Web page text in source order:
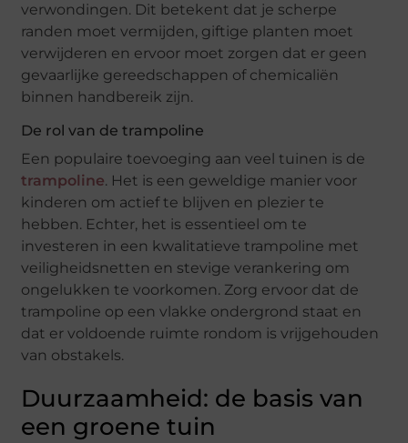
verwondingen. Dit betekent dat je scherpe
randen moet vermijden, giftige planten moet
verwijderen en ervoor moet zorgen dat er geen
gevaarlijke gereedschappen of chemicaliën
binnen handbereik zijn.
De rol van de trampoline
Een populaire toevoeging aan veel tuinen is de
trampoline. Het is een geweldige manier voor
kinderen om actief te blijven en plezier te
hebben. Echter, het is essentieel om te
investeren in een kwalitatieve trampoline met
veiligheidsnetten en stevige verankering om
ongelukken te voorkomen. Zorg ervoor dat de
trampoline op een vlakke ondergrond staat en
dat er voldoende ruimte rondom is vrijgehouden
van obstakels.
Duurzaamheid: de basis van
een groene tuin